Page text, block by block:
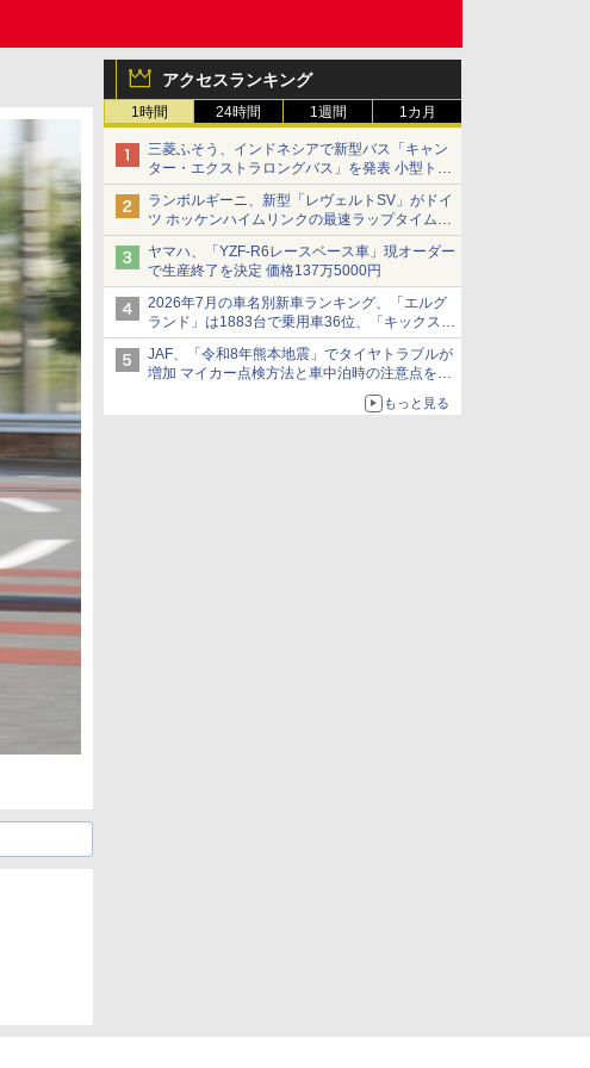
アクセスランキング
1時間 24時間 1週間 1カ月
三菱ふそう、インドネシアで新型バス「キャン
ター・エクストラロングバス」を発表 小型トラ
ックベースの観光・旅客輸送向けバス
ランボルギーニ、新型「レヴェルトSV」がドイ
ツ ホッケンハイムリンクの最速ラップタイムを
記録
ヤマハ、「YZF-R6レースベース車」現オーダー
で生産終了を決定 価格137万5000円
2026年7月の車名別新車ランキング、「エルグ
ランド」は1883台で乗用車36位、「キックス」
は2591台で27位に
JAF、「令和8年熊本地震」でタイヤトラブルが
増加 マイカー点検方法と車中泊時の注意点を呼
もっと見る